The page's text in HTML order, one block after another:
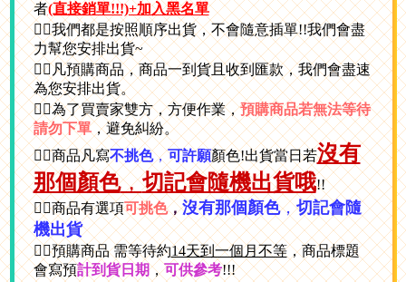
者(直接銷單!!!)+加入黑名單
👉🏻我們都是按照順序出貨，不會隨意插單!!我們會盡
力幫您安排出貨~
👉🏻凡預購商品，商品一到貨且收到匯款，我們會盡速
為您安排出貨。
👉🏻為了買賣家雙方，方便作業，預購商品若無法等待
請勿下單，避免糾紛。
👉🏻商品凡寫不挑色，可許願顏色!出貨當日若沒有
那個顏色，切記會隨機出貨哦!!
👉🏻商品有選項可挑色，沒有那個顏色，切記會隨
機出貨
👉🏻預購商品 需等待約14天到一個月不等，商品標題
會寫預計到貨日期，可供參考!!!